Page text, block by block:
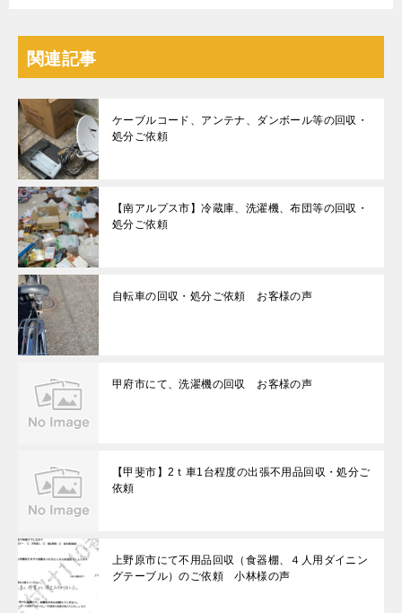
関連記事
ケーブルコード、アンテナ、ダンボール等の回収・
処分ご依頼
【南アルプス市】冷蔵庫、洗濯機、布団等の回収・
処分ご依頼
自転車の回収・処分ご依頼 お客様の声
甲府市にて、洗濯機の回収 お客様の声
【甲斐市】2ｔ車1台程度の出張不用品回収・処分ご
依頼
上野原市にて不用品回収（食器棚、４人用ダイニン
グテーブル）のご依頼 小林様の声